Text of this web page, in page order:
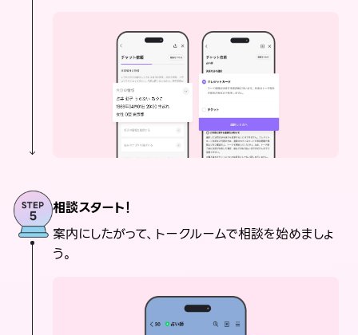
相談スタート！
案内にしたがって、トークルームで相談を始めましょ
う。